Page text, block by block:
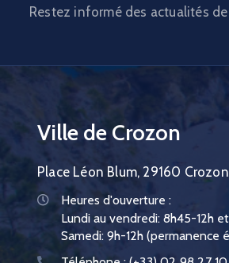
Restez informé des actualités
Ville de Crozon
Place Léon Blum, 29160 Crozon
Heures d'ouverture :
Lundi au vendredi: 8h45-12h
Samedi: 9h-12h (permanence